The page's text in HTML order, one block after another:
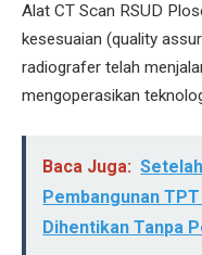
Alat CT Scan RSUD
kesesuaian (quality
radiografer telah
mengoperasikan
Baca Juga:
Pembangunan
Dihentikan Tanpa